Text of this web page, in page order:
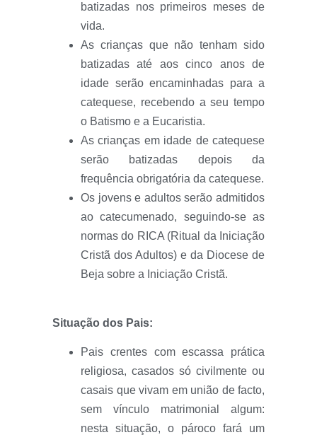
batizadas nos primeiros meses de
vida.
As crianças que não tenham sido
batizadas até aos cinco anos de
idade serão encaminhadas para a
catequese, recebendo a seu tempo
o Batismo e a Eucaristia.
As crianças em idade de catequese
serão batizadas depois da
frequência obrigatória da catequese.
Os jovens e adultos serão admitidos
ao catecumenado, seguindo-se as
normas do RICA (Ritual da Iniciação
Cristã dos Adultos) e da Diocese de
Beja sobre a Iniciação Cristã.
Situação dos Pais:
Pais crentes com escassa prática
religiosa, casados só civilmente ou
casais que vivam em união de facto,
sem vínculo matrimonial algum:
nesta situação, o pároco fará um